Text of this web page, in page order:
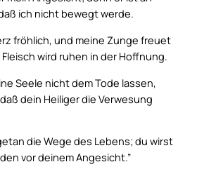
ich nicht bewegt werde.
fröhlich, und meine Zunge freuet
wird ruhen in der Hoffnung.
Seele nicht dem Tode lassen,
dein Heiliger die Verwesung
die Wege des Lebens; du wirst
vor deinem Angesicht.”